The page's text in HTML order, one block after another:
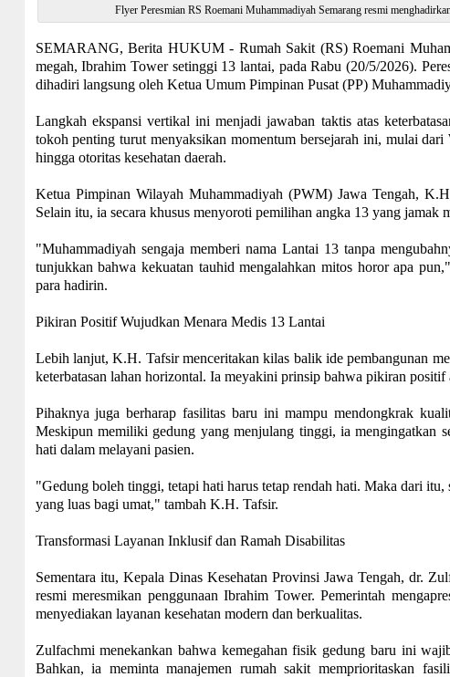
Flyer Peresmian RS Roemani Muhammadiyah Semarang resmi
SEMARANG, Berita HUKUM - Rumah Sakit (RS) Roemani
megah, Ibrahim Tower setinggi 13 lantai, pada Rabu (20/5/2026).
dihadiri langsung oleh Ketua Umum Pimpinan Pusat (PP)
Langkah ekspansi vertikal ini menjadi jawaban taktis atas
tokoh penting turut menyaksikan momentum bersejarah ini, mulai
hingga otoritas kesehatan daerah.
Ketua Pimpinan Wilayah Muhammadiyah (PWM) Jawa Tengah,
Selain itu, ia secara khusus menyoroti pemilihan angka 13 yang jamak
"Muhammadiyah sengaja memberi nama Lantai 13 tanpa
tunjukkan bahwa kekuatan tauhid mengalahkan mitos horor apa
para hadirin.
Pikiran Positif Wujudkan Menara Medis 13 Lantai
Lebih lanjut, K.H. Tafsir menceritakan kilas balik ide pembangunan
keterbatasan lahan horizontal. Ia meyakini prinsip bahwa pikiran
Pihaknya juga berharap fasilitas baru ini mampu mendongkrak
Meskipun memiliki gedung yang menjulang tinggi, ia mengingatkan
hati dalam melayani pasien.
"Gedung boleh tinggi, tetapi hati harus tetap rendah hati. Maka dari
yang luas bagi umat," tambah K.H. Tafsir.
Transformasi Layanan Inklusif dan Ramah Disabilitas
Sementara itu, Kepala Dinas Kesehatan Provinsi Jawa Tengah, dr.
resmi meresmikan penggunaan Ibrahim Tower. Pemerintah
menyediakan layanan kesehatan modern dan berkualitas.
Zulfachmi menekankan bahwa kemegahan fisik gedung baru ini
Bahkan, ia meminta manajemen rumah sakit memprioritaskan